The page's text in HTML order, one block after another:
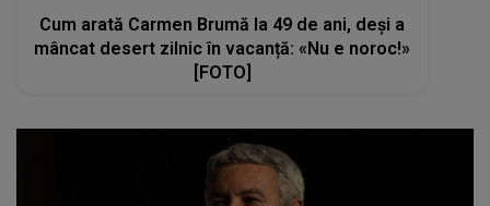
Cum arată Carmen Brumă la 49 de ani, deși a
mâncat desert zilnic în vacanță: «Nu e noroc!»
[FOTO]